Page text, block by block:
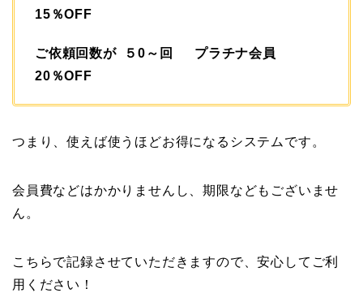
15％OFF
ご依頼回数が ５0～回 プラチナ会員
20％OFF
つまり、使えば使うほどお得になるシステムです。
会員費などはかかりませんし、期限などもございませ
ん。
こちらで記録させていただきますので、安心してご利
用ください！